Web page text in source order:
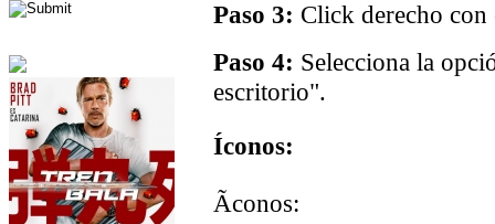
Paso 3: Click derecho con
Paso 4: Selecciona la
escritorio".
Íconos:
Ãconos: